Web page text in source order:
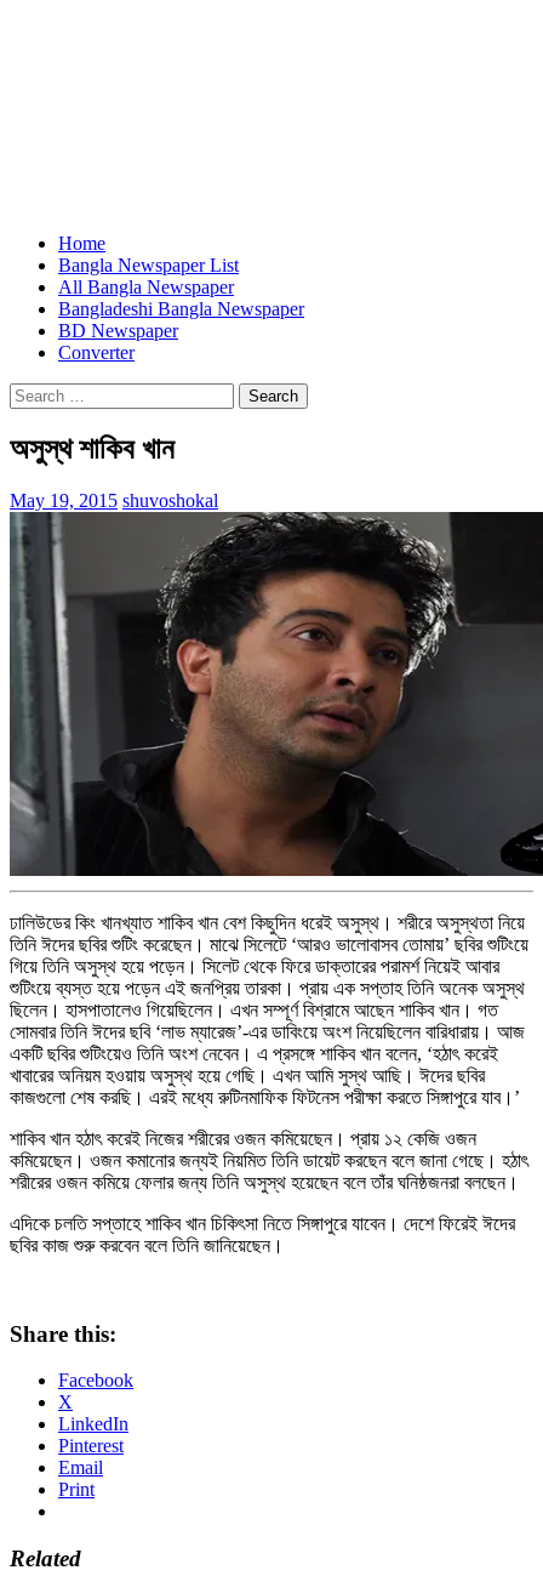
Home
Bangla Newspaper List
All Bangla Newspaper
Bangladeshi Bangla Newspaper
BD Newspaper
Converter
Search
for:
অসুস্থ শাকিব খান
May 19, 2015 shuvoshokal
ঢালিউডের কিং খানখ্যাত শাকিব খান বেশ কিছুদিন ধরেই অসুস্থ। শরীরে অসুস্থতা নিয়ে
তিনি ঈদের ছবির শুটিং করেছেন। মাঝে সিলেটে ‘আরও ভালোবাসব তোমায়’ ছবির শুটিংয়ে
গিয়ে তিনি অসুস্থ হয়ে পড়েন। সিলেট থেকে ফিরে ডাক্তারের পরামর্শ নিয়েই আবার
শুটিংয়ে ব্যস্ত হয়ে পড়েন এই জনপ্রিয় তারকা। প্রায় এক সপ্তাহ তিনি অনেক অসুস্থ
ছিলেন। হাসপাতালেও গিয়েছিলেন। এখন সম্পূর্ণ বিশ্রামে আছেন শাকিব খান। গত
সোমবার তিনি ঈদের ছবি ‘লাভ ম্যারেজ’-এর ডাবিংয়ে অংশ নিয়েছিলেন বারিধারায়। আজ
একটি ছবির শুটিংয়েও তিনি অংশ নেবেন। এ প্রসঙ্গে শাকিব খান বলেন, ‘হঠাৎ করেই
খাবারের অনিয়ম হওয়ায় অসুস্থ হয়ে গেছি। এখন আমি সুস্থ আছি। ঈদের ছবির
কাজগুলো শেষ করছি। এরই মধ্যে রুটিনমাফিক ফিটনেস পরীক্ষা করতে সিঙ্গাপুরে যাব।’
শাকিব খান হঠাৎ করেই নিজের শরীরের ওজন কমিয়েছেন। প্রায় ১২ কেজি ওজন
কমিয়েছেন। ওজন কমানোর জন্যই নিয়মিত তিনি ডায়েট করছেন বলে জানা গেছে। হঠাৎ
শরীরের ওজন কমিয়ে ফেলার জন্য তিনি অসুস্থ হয়েছেন বলে তাঁর ঘনিষ্ঠজনরা বলছেন।
এদিকে চলতি সপ্তাহে শাকিব খান চিকিৎসা নিতে সিঙ্গাপুরে যাবেন। দেশে ফিরেই ঈদের
ছবির কাজ শুরু করবেন বলে তিনি জানিয়েছেন।
Share this:
Facebook
X
LinkedIn
Pinterest
Email
Print
Related